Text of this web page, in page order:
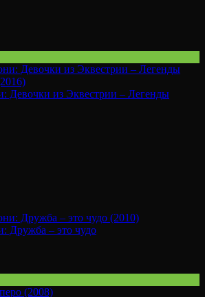
Девочки из Эквестрии – Легенды
Дружба – это чудо